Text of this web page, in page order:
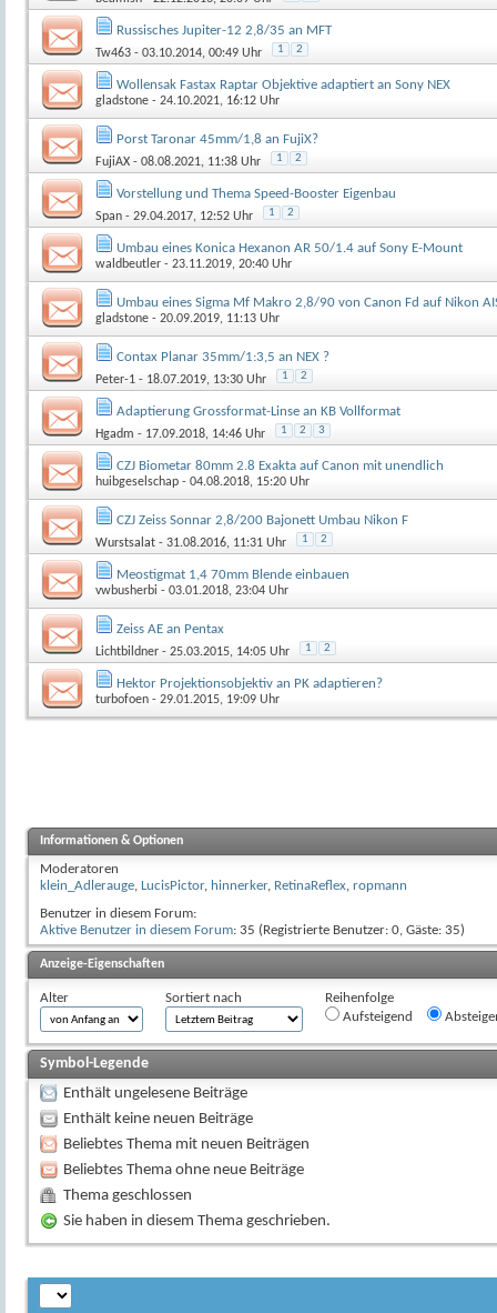
Russisches Jupiter-12 2,8/35 an MFT
Tw463 - 03.10.2014, 00:49 Uhr 1 2
Wollensak Fastax Raptar Objektive adaptiert an Sony NEX
gladstone - 24.10.2021, 16:12 Uhr
Porst Taronar 45mm/1,8 an FujiX?
FujiAX - 08.08.2021, 11:38 Uhr 1 2
Vorstellung und Thema Speed-Booster Eigenbau
Span - 29.04.2017, 12:52 Uhr 1 2
Umbau eines Konica Hexanon AR 50/1.4 auf Sony E-Mount
waldbeutler - 23.11.2019, 20:40 Uhr
Umbau eines Sigma Mf Makro 2,8/90 von Canon Fd auf Nikon
gladstone - 20.09.2019, 11:13 Uhr
Contax Planar 35mm/1:3,5 an NEX ?
Peter-1 - 18.07.2019, 13:30 Uhr 1 2
Adaptierung Grossformat-Linse an KB Vollformat
Hgadm - 17.09.2018, 14:46 Uhr 1 2 3
CZJ Biometar 80mm 2.8 Exakta auf Canon mit unendlich
huibgeselschap - 04.08.2018, 15:20 Uhr
CZJ Zeiss Sonnar 2,8/200 Bajonett Umbau Nikon F
Wurstsalat - 31.08.2016, 11:31 Uhr 1 2
Meostigmat 1,4 70mm Blende einbauen
vwbusherbi - 03.01.2018, 23:04 Uhr
Zeiss AE an Pentax
Lichtbildner - 25.03.2015, 14:05 Uhr 1 2
Hektor Projektionsobjektiv an PK adaptieren?
turbofoen - 29.01.2015, 19:09 Uhr
Informationen & Optionen
Moderatoren
klein_Adlerauge, LucisPictor, hinnerker, RetinaReflex, ropmann
Benutzer in diesem Forum:
Aktive Benutzer in diesem Forum: 35 (Registrierte Benutzer: 0, Gäste: 35)
Anzeige-Eigenschaften
Alter Sortiert nach
Reihenfolge
Aufsteigend
Symbol-Legende
Enthält ungelesene Beiträge
Enthält keine neuen Beiträge
Beliebtes Thema mit neuen Beiträgen
Beliebtes Thema ohne neue Beiträge
Thema geschlossen
Sie haben in diesem Thema geschrieben.